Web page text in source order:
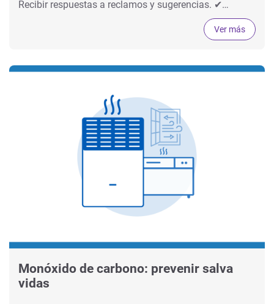
Recibir respuestas a reclamos y sugerencias. ✔…
Ver más
Monóxido de carbono: prevenir salva
vidas